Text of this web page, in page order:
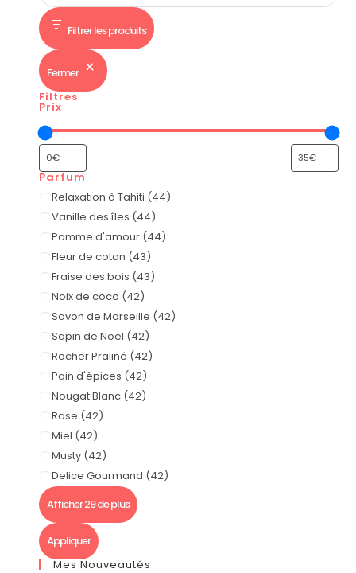
Filtrer les produits
Fermer
Filtres
Prix
Parfum
Relaxation à Tahiti (44)
Vanille des îles (44)
Pomme d'amour (44)
Fleur de coton (43)
Fraise des bois (43)
Noix de coco (42)
Savon de Marseille (42)
Sapin de Noël (42)
Rocher Praliné (42)
Pain d'épices (42)
Nougat Blanc (42)
Rose (42)
Miel (42)
Musty (42)
Delice Gourmand (42)
Afficher 29 de plus
Appliquer
Mes Nouveautés